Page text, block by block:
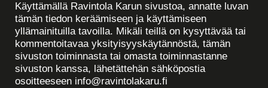
Käyttämällä Ravintola Karun sivustoa, annatte luvan
tämän tiedon keräämiseen ja käyttämiseen
yllämainituilla tavoilla. Mikäli teillä on kysyttävää tai
kommentoitavaa yksityisyyskäytännöstä, tämän
sivuston toiminnasta tai omasta toiminnastanne
sivuston kanssa, lähetättehän sähköpostia
osoitteeseen info@ravintolakaru.fi